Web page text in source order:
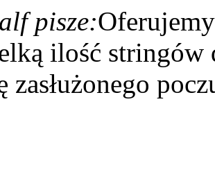
pisze:
ilość stringów
zasłużonego